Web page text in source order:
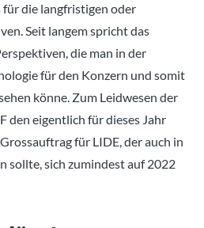
die langfristigen oder
Seit langem spricht das
die man in der
für den Konzern und somit
könne. Zum Leidwesen der
den eigentlich für dieses Jahr
für LIDE, der auch in
sollte, sich zumindest auf 2022